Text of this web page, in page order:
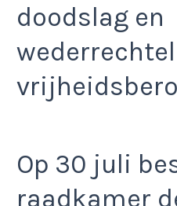
doodslag en
Op 30 juli
raadkamer